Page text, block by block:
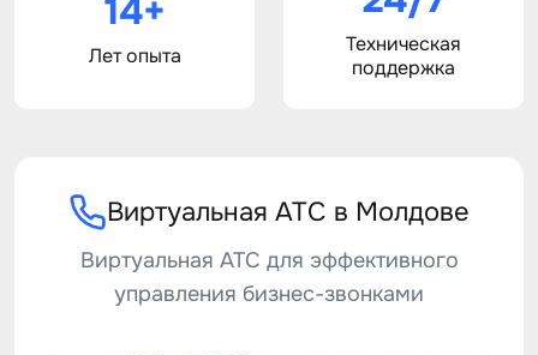
14+
Лет опыта
Техническая
поддержка
Виртуальная АТС в Молдове
Виртуальная АТС для эффективного
управления бизнес-звонками